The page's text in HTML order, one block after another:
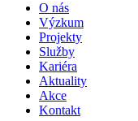
O nás
Výzkum
Projekty
Služby
Kariéra
Aktuality
Akce
Kontakt